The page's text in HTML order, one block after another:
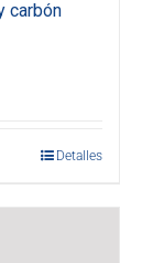
carbón
Detalles